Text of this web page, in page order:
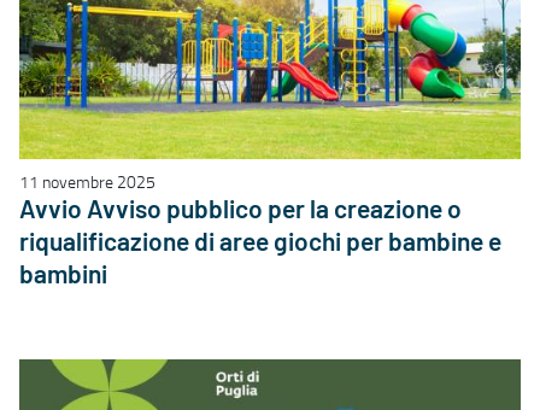
11 novembre 2025
Avvio Avviso pubblico per la creazione o
riqualificazione di aree giochi per bambine e
bambini